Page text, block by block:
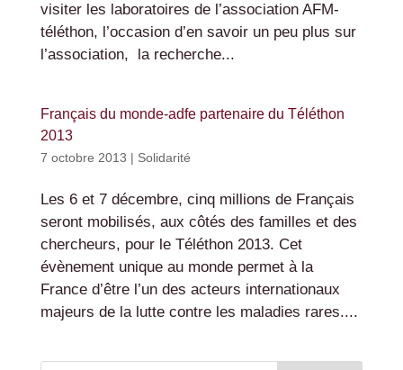
visiter les laboratoires de l’association AFM-
téléthon, l’occasion d’en savoir un peu plus sur
l’association, la recherche...
Français du monde-adfe partenaire du Téléthon
2013
7 octobre 2013 | Solidarité
Les 6 et 7 décembre, cinq millions de Français
seront mobilisés, aux côtés des familles et des
chercheurs, pour le Téléthon 2013. Cet
évènement unique au monde permet à la
France d’être l’un des acteurs internationaux
majeurs de la lutte contre les maladies rares....